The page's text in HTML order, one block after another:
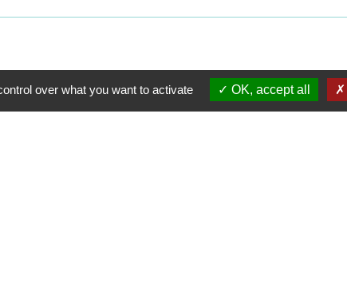
over what you want to activate OK, accept all